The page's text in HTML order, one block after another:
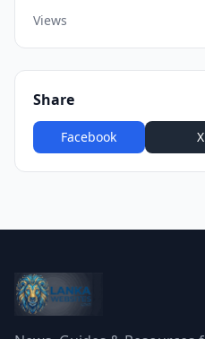
Views
Share
Facebook X